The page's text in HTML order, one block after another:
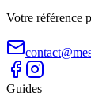
Votre référence
Guides